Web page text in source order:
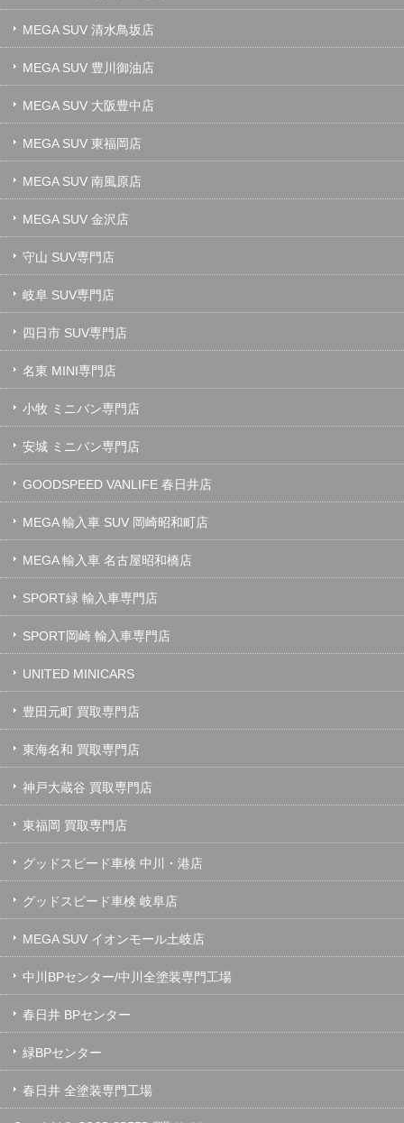
MEGA SUV 清水鳥坂店
MEGA SUV 豊川御油店
MEGA SUV 大阪豊中店
MEGA SUV 東福岡店
MEGA SUV 南風原店
MEGA SUV 金沢店
守山 SUV専門店
岐阜 SUV専門店
四日市 SUV専門店
名東 MINI専門店
小牧 ミニバン専門店
安城 ミニバン専門店
GOODSPEED VANLIFE 春日井店
MEGA 輸入車 SUV 岡崎昭和町店
MEGA 輸入車 名古屋昭和橋店
SPORT緑 輸入車専門店
SPORT岡崎 輸入車専門店
UNITED MINICARS
豊田元町 買取専門店
東海名和 買取専門店
神戸大蔵谷 買取専門店
東福岡 買取専門店
グッドスピード車検 中川・港店
グッドスピード車検 岐阜店
MEGA SUV イオンモール土岐店
中川BPセンター/中川全塗装専門工場
春日井 BPセンター
緑BPセンター
春日井 全塗装専門工場